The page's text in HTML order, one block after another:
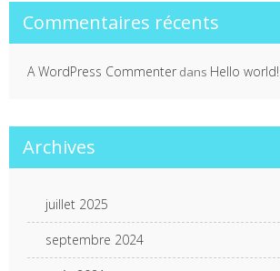
Commentaires récents
A WordPress Commenter dans Hello world!
Archives
juillet 2025
septembre 2024